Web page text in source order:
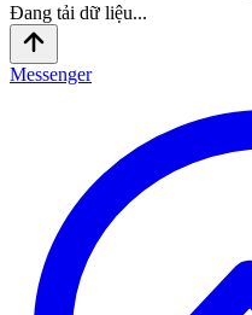
Đang tải dữ liệu...
Messenger